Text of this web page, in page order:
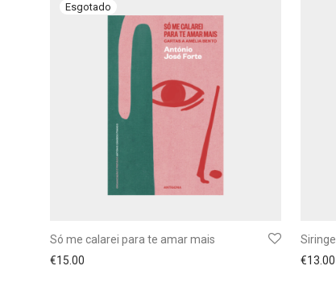
Só me calarei para te amar mais
€15.00
Siringe
€13.00